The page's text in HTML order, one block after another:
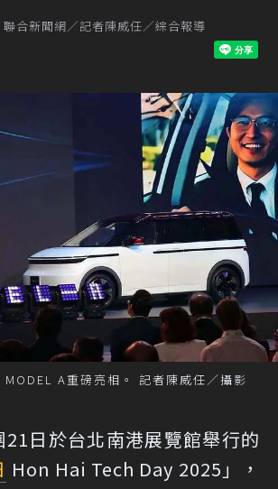
聯合新聞網／記者陳威任／綜合報導
A重磅亮相。 記者陳威任／攝影
21日於台北南港展覽館舉行的
Hon Hai Tech Day 2025」，